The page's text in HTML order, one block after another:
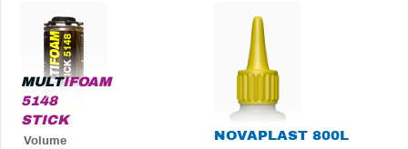
MULTIFOAM
5148
STICK
Volume
NOVAPLAST 800L